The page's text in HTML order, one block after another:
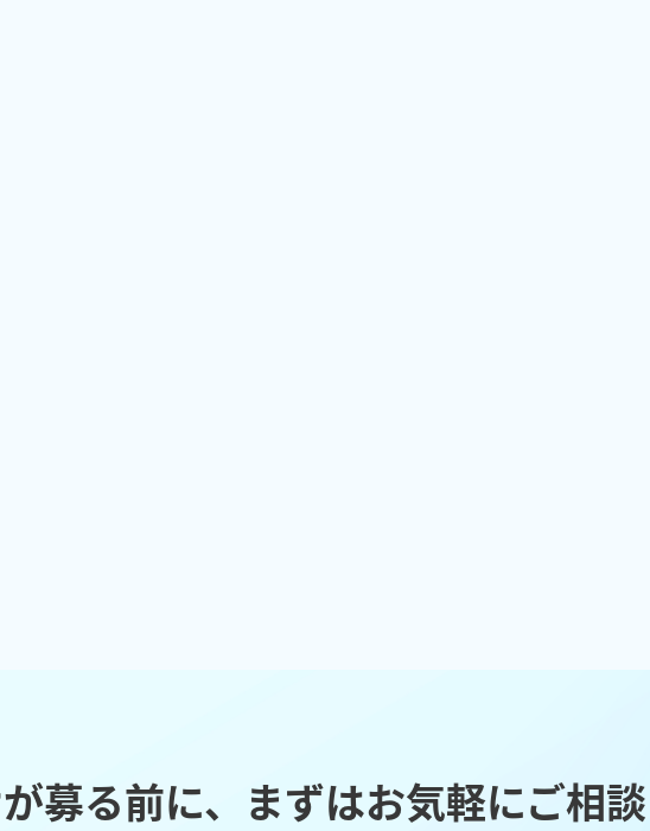
募る前に、まずはお気軽にご相談